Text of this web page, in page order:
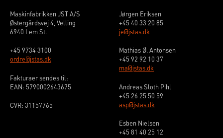
Maskinfabrikken JST A/S
Østergårdsvej 4, Velling
6940 Lem St.
+45 9734 3100
ordre@jstas.dk
Fakturaer sendes til:
EAN: 5790002643675
CVR: 31157765
Jørgen Eriksen
+45 40 33 20 85
je@jstas.dk
Mathias Ø. Antonsen
+45 92 92 10 37
ma@jstas.dk
Andreas Sloth Pihl
+45 26 25 50 59
asp@jstas.dk
Esben Nielsen
+45 81 40 25 12